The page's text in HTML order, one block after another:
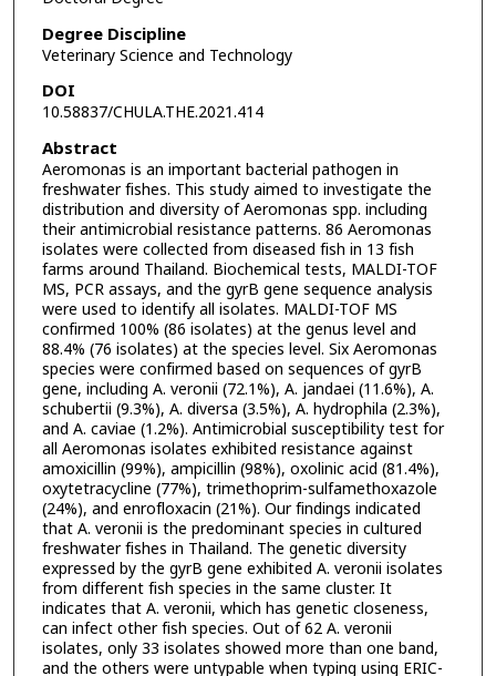
Degree Discipline
Veterinary Science and Technology
DOI
10.58837/CHULA.THE.2021.414
Abstract
Aeromonas is an important bacterial pathogen in
freshwater fishes. This study aimed to investigate the
distribution and diversity of Aeromonas spp. including
their antimicrobial resistance patterns. 86 Aeromonas
isolates were collected from diseased fish in 13 fish
farms around Thailand. Biochemical tests, MALDI-TOF
MS, PCR assays, and the gyrB gene sequence analysis
were used to identify all isolates. MALDI-TOF MS
confirmed 100% (86 isolates) at the genus level and
88.4% (76 isolates) at the species level. Six Aeromonas
species were confirmed based on sequences of gyrB
gene, including A. veronii (72.1%), A. jandaei (11.6%), A.
schubertii (9.3%), A. diversa (3.5%), A. hydrophila (2.3%),
and A. caviae (1.2%). Antimicrobial susceptibility test for
all Aeromonas isolates exhibited resistance against
amoxicillin (99%), ampicillin (98%), oxolinic acid (81.4%),
oxytetracycline (77%), trimethoprim-sulfamethoxazole
(24%), and enrofloxacin (21%). Our findings indicated
that A. veronii is the predominant species in cultured
freshwater fishes in Thailand. The genetic diversity
expressed by the gyrB gene exhibited A. veronii isolates
from different fish species in the same cluster. It
indicates that A. veronii, which has genetic closeness,
can infect other fish species. Out of 62 A. veronii
isolates, only 33 isolates showed more than one band,
and the others were untypable when typing using ERIC-